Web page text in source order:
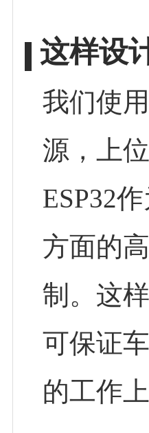
这样设
我们使
源，上
ESP32
方面的
制。这
可保证
的工作